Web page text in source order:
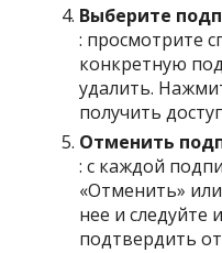
Выберите
: просмотрите
конкретную
удалить.
получить
Отменить
: с каждой
«Отменить»
нее и следуйте
подтвердить